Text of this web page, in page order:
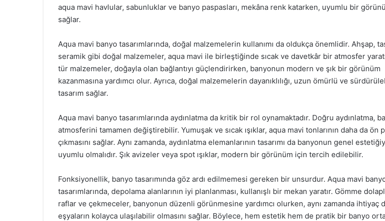
aqua mavi havlular, sabunluklar ve banyo paspasları, mekâna renk katarken, uyumlu bir
sağlar.
Aqua mavi banyo tasarımlarında, doğal malzemelerin kullanımı da oldukça önemlidir. Ahşap,
seramik gibi doğal malzemeler, aqua mavi ile birleştiğinde sıcak ve davetkâr bir atmosfer
tür malzemeler, doğayla olan bağlantıyı güçlendirirken, banyonun modern ve şık bir görünüm
kazanmasına yardımcı olur. Ayrıca, doğal malzemelerin dayanıklılığı, uzun ömürlü ve
tasarım sağlar.
Aqua mavi banyo tasarımlarında aydınlatma da kritik bir rol oynamaktadır. Doğru aydınlatma,
atmosferini tamamen değiştirebilir. Yumuşak ve sıcak ışıklar, aqua mavi tonlarının daha da ön
çıkmasını sağlar. Aynı zamanda, aydınlatma elemanlarının tasarımı da banyonun genel
uyumlu olmalıdır. Şık avizeler veya spot ışıklar, modern bir görünüm için tercih edilebilir.
Fonksiyonellik, banyo tasarımında göz ardı edilmemesi gereken bir unsurdur. Aqua mavi
tasarımlarında, depolama alanlarının iyi planlanması, kullanışlı bir mekan yaratır. Gömme
raflar ve çekmeceler, banyonun düzenli görünmesine yardımcı olurken, aynı zamanda ihtiyaç
eşyaların kolayca ulaşılabilir olmasını sağlar. Böylece, hem estetik hem de pratik bir banyo